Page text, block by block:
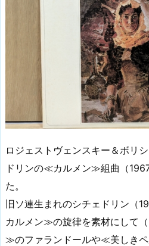
ロジェストヴェンスキー＆ボリ
ドリンの≪カルメン≫組曲（
た。
旧ソ連生まれのシチェドリン（
カルメン≫の旋律を素材にして
≫のファランドールや≪美しき